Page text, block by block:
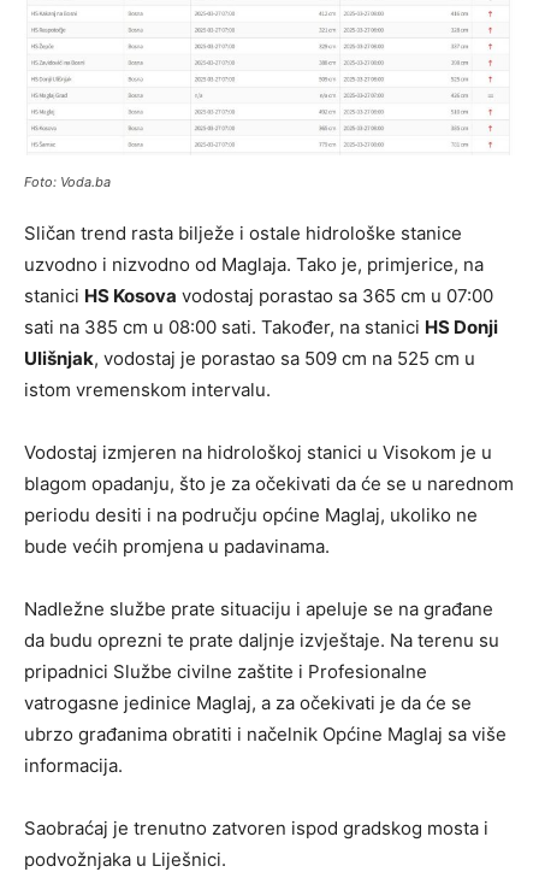
Foto: Voda.ba
Sličan trend rasta bilježe i ostale hidrološke stanice
uzvodno i nizvodno od Maglaja. Tako je, primjerice, na
stanici HS Kosova vodostaj porastao sa 365 cm u 07:00
sati na 385 cm u 08:00 sati. Također, na stanici HS Donji
Ulišnjak, vodostaj je porastao sa 509 cm na 525 cm u
istom vremenskom intervalu.
Vodostaj izmjeren na hidrološkoj stanici u Visokom je u
blagom opadanju, što je za očekivati da će se u narednom
periodu desiti i na području općine Maglaj, ukoliko ne
bude većih promjena u padavinama.
Nadležne službe prate situaciju i apeluje se na građane
da budu oprezni te prate daljnje izvještaje. Na terenu su
pripadnici Službe civilne zaštite i Profesionalne
vatrogasne jedinice Maglaj, a za očekivati je da će se
ubrzo građanima obratiti i načelnik Općine Maglaj sa više
informacija.
Saobraćaj je trenutno zatvoren ispod gradskog mosta i
podvožnjaka u Liješnici.